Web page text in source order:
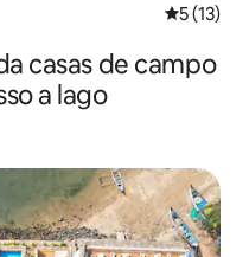
5 de uma
5 (13)
casas de campo
a lago